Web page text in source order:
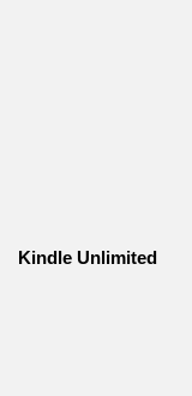
Kindle Unlimited